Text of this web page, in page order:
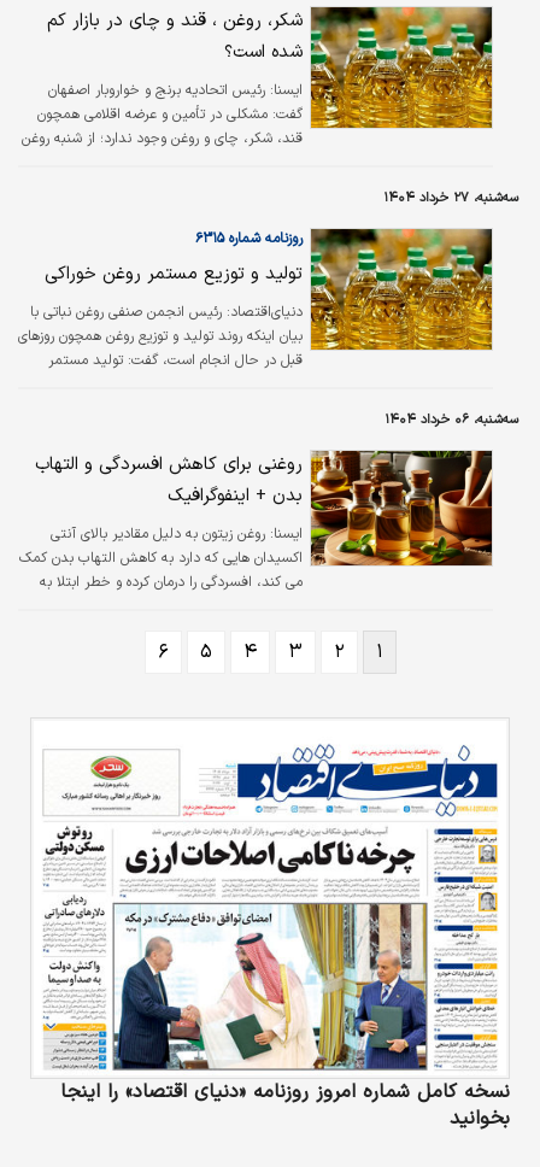
شکر، روغن ، قند و چای در بازار کم
شده است؟
ایسنا: رئیس اتحادیه برنج و خواروبار اصفهان
گفت: مشکلی در تأمین و عرضه اقلامی همچون
قند، شکر، چای و روغن وجود ندارد؛ از شنبه روغن
سه‌شنبه، ۲۷ خرداد ۱۴۰۴
روزنامه شماره ۶۳۱۵
تولید و توزیع مستمر روغن خوراکی
دنیای‌اقتصاد: رئیس انجمن صنفی روغن نباتی با
بیان اینکه روند تولید و توزیع روغن همچون روزهای
قبل در حال انجام است، گفت: تولید مستمر
مدیریت کالاهای اساسی داشته باشند. رصد
فروشگاه‏‏‌ها نشان می‌دهد خوشبختانه کالا در
فروشگاه‏‏‌های زنجیره‏‏‌ای تامین است. علی فاضلی،
رئیس هیات‏‏‌مدیره انجمن صنفی روغن نباتی ایران
با بیان اینکه روند تولید و توزیع روغن خوراکی…
سه‌شنبه، ۰۶ خرداد ۱۴۰۴
روغنی برای کاهش افسردگی و التهاب
بدن + اینفوگرافیک
ايسنا: روغن زیتون به دلیل مقادیر بالای آنتی
اکسیدان هایی که دارد به کاهش التهاب بدن کمک
می کند، افسردگی را درمان کرده و خطر ابتلا به
روغن زیتون را مشاهده می‌کنید.
۱ ۲ ۳ ۴ ۵ ۶
نسخه کامل شماره امروز روزنامه «دنیای‌ اقتصاد» را اینجا
بخوانید